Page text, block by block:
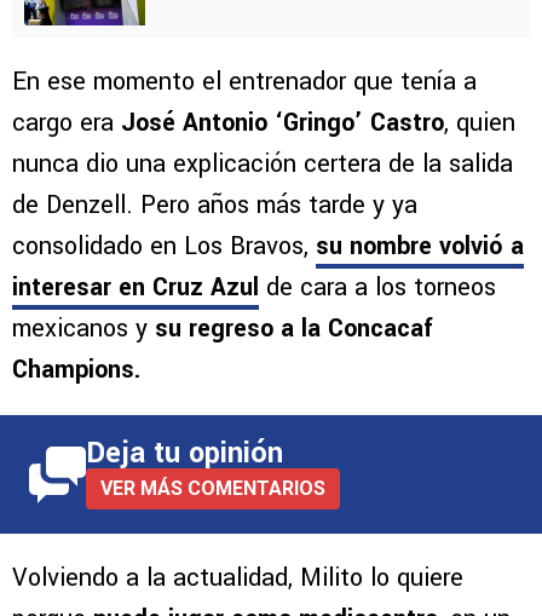
En ese momento el entrenador que tenía a
cargo era José Antonio ‘Gringo’ Castro, quien
nunca dio una explicación certera de la salida
de Denzell. Pero años más tarde y ya
consolidado en Los Bravos, su nombre volvió a
interesar en Cruz Azul de cara a los torneos
mexicanos y su regreso a la Concacaf
Champions.
Deja tu opinión
VER MÁS COMENTARIOS
Volviendo a la actualidad, Milito lo quiere